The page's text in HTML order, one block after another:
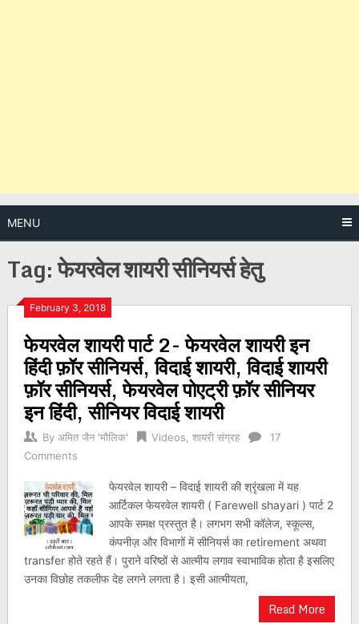
MENU
Tag:फेयरवेल शायरी सीनियर्स हेतु
February 3, 2018
फेयरवेल शायरी पार्ट 2- फेयरवेल शायरी इन
हिंदी फ़ॉर सीनियर्स, विदाई शायरी, विदाई शायरी
फ़ॉर सीनियर्स, फेयरवेल पोएट्री फ़ॉर सीनियर
इन हिंदी, सीनियर विदाई शायरी
By अमित जैन 'मौलिक' Videos शायरी संग्रह
17
Comments
फेयरवेल शायरी – विदाई शायरी की श्रृंखला में यह
आर्टिकल फेयरवेल शायरी ( Farewell shayari ) पार्ट 2
आपके समक्ष प्रस्तुत है। लगभग सभी कॉलेज, स्कूल्स,
कंपनीज़ और विभागों में सीनियर्स का retirement अथवा
transfer होते रहते हैं। पुराने वरिष्ठों से आत्मीय लगाव स्वाभाविक होता है इसलिए
उनका विछोह तकलीफ देह लगने लगता है। इसी आत्मीयता,
Read More
Posts
navigation